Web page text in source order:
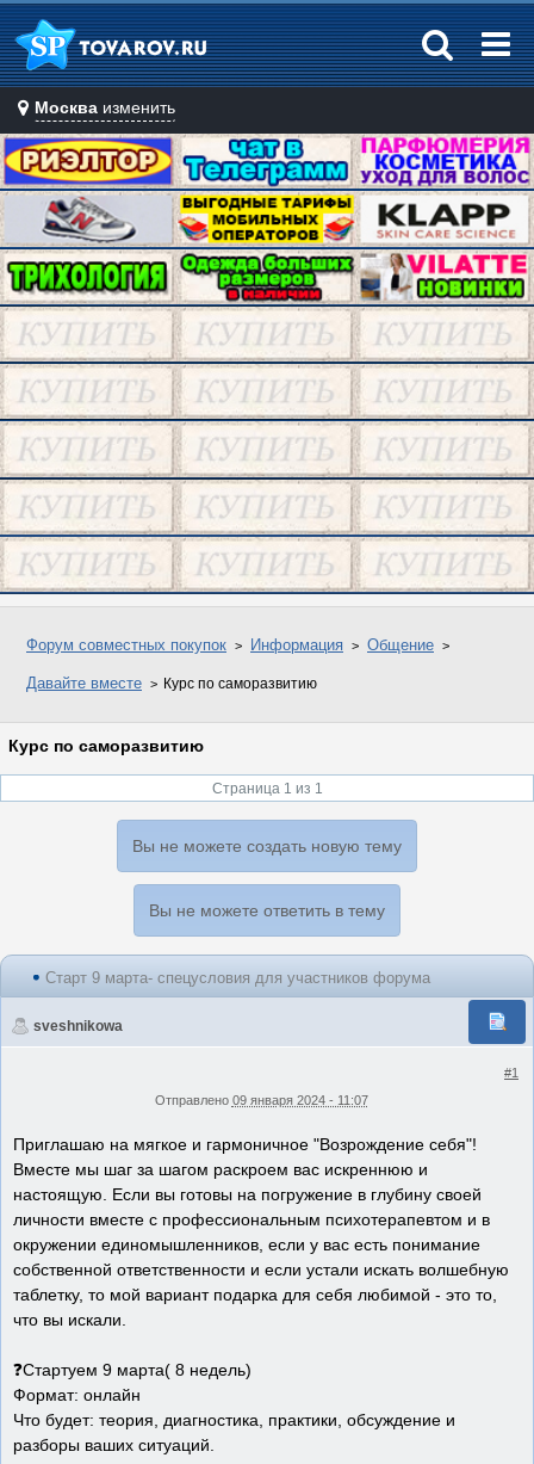
Москва изменить
Форум совместных покупок Информация Общение
Давайте вместе Курс по саморазвитию
Курс по саморазвитию
Страница 1 из 1
Вы не можете создать новую тему
Вы не можете ответить в тему
Старт 9 марта- спецусловия для участников форума
sveshnikowa
#1
Отправлено 09 января 2024 - 11:07
Приглашаю на мягкое и гармоничное "Возрождение себя"!
Вместе мы шаг за шагом раскроем вас искреннюю и
настоящую. Если вы готовы на погружение в глубину своей
личности вместе с профессиональным психотерапевтом и в
окружении единомышленников, если у вас есть понимание
собственной ответственности и если устали искать волшебную
таблетку, то мой вариант подарка для себя любимой - это то,
что вы искали.
❓Стартуем 9 марта( 8 недель)
Формат: онлайн
Что будет: теория, диагностика, практики, обсуждение и
разборы ваших ситуаций.